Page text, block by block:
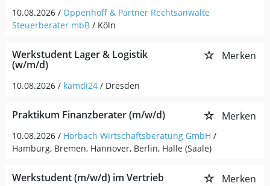
10.08.2026 / Oppenhoff & Partner Rechtsanwälte
Steuerberater mbB / Köln
Werkstudent Lager & Logistik
(w/m/d)
Merken
10.08.2026 / kamdi24 / Dresden
Praktikum Finanzberater (m/w/d) Merken
10.08.2026 / Horbach Wirtschaftsberatung GmbH /
Hamburg, Bremen, Hannover, Berlin, Halle (Saale)
Werkstudent (m/w/d) im Vertrieb Merken